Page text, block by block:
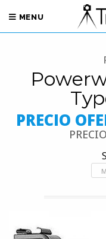
MENU
PRECIO